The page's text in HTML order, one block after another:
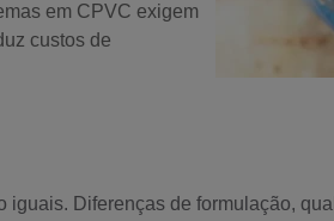
em CPVC exigem
custos de
Diferenças de formulação,